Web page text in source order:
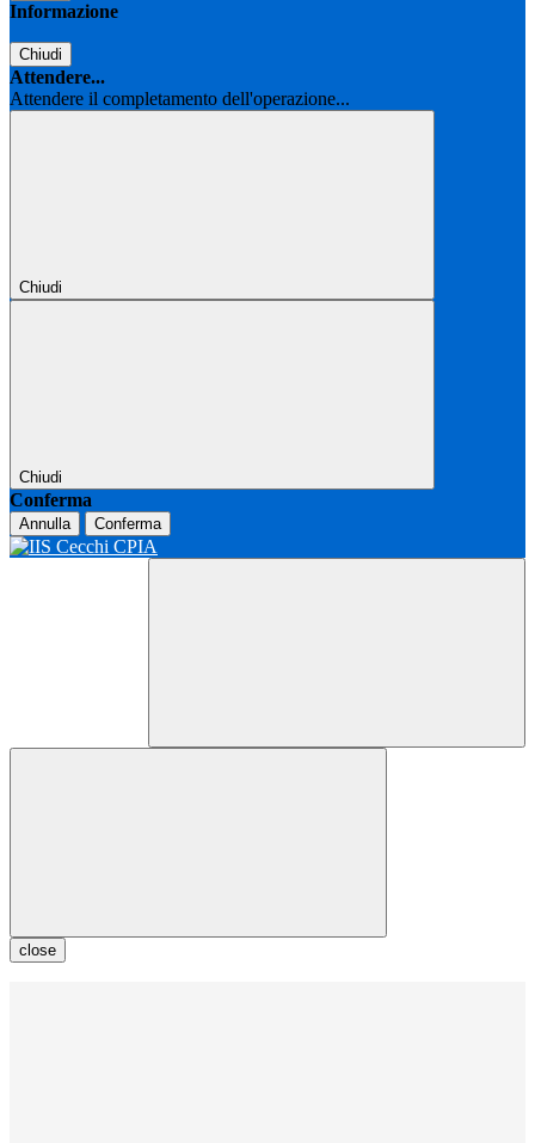
Informazione
Chiudi
Attendere...
Attendere il completamento dell'operazione...
Chiudi
Chiudi
Conferma
Annulla Conferma
close